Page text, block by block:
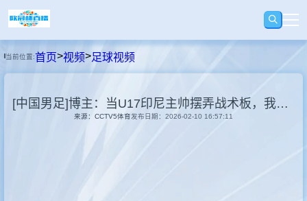
足球
当前位置:首页>视频>足球视频
[中国男足]博主：当U17印尼主帅摆弄战术板，我就知道他像阿莫林一样迷茫
来源：CCTV5体育发布日期：2026-02-10 16:57:11